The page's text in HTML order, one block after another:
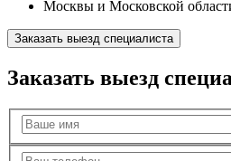
Москвы и Московской
Заказать выезд специалиста
Заказать выезд